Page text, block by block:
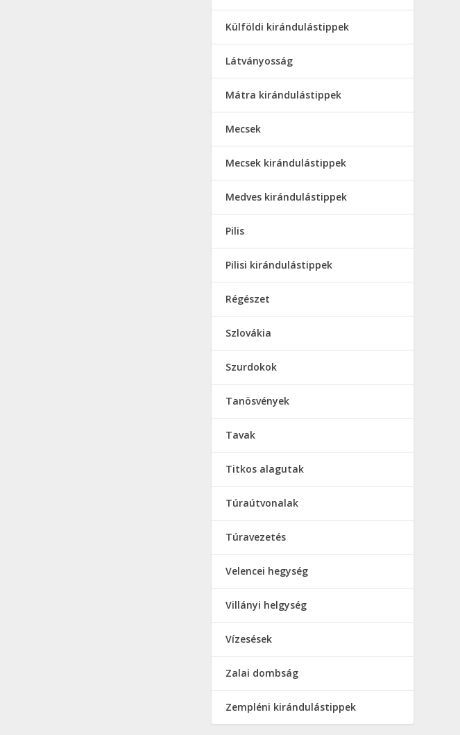
Külföldi kirándulástippek
Látványosság
Mátra kirándulástippek
Mecsek
Mecsek kirándulástippek
Medves kirándulástippek
Pilis
Pilisi kirándulástippek
Régészet
Szlovákia
Szurdokok
Tanösvények
Tavak
Titkos alagutak
Túraútvonalak
Túravezetés
Velencei hegység
Villányi helgység
Vízesések
Zalai dombság
Zempléni kirándulástippek